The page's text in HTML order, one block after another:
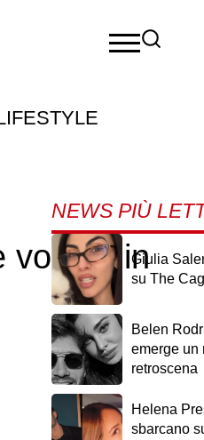
volano in
NEWS PIÙ
Giulia
su The
Belen
emerge un
retroscena
Helena
sbarcano